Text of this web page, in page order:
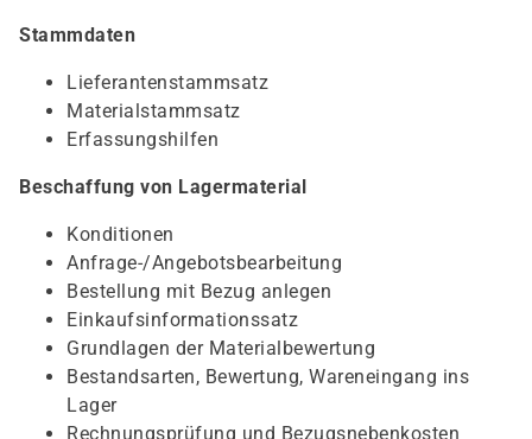
Stammdaten
Lieferantenstammsatz
Materialstammsatz
Erfassungshilfen
Beschaffung von Lagermaterial
Konditionen
Anfrage-/Angebotsbearbeitung
Bestellung mit Bezug anlegen
Einkaufsinformationssatz
Grundlagen der Materialbewertung
Bestandsarten, Bewertung, Wareneingang ins
Lager
Rechnungsprüfung und Bezugsnebenkosten